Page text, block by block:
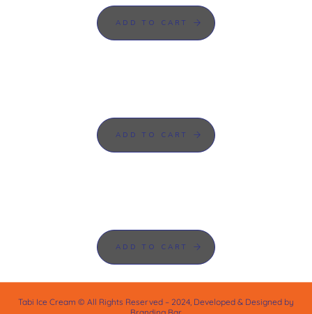
ADD TO CART
ADD TO CART
ADD TO CART
Tabi Ice Cream © All Rights Reserved – 2024, Developed & Designed by